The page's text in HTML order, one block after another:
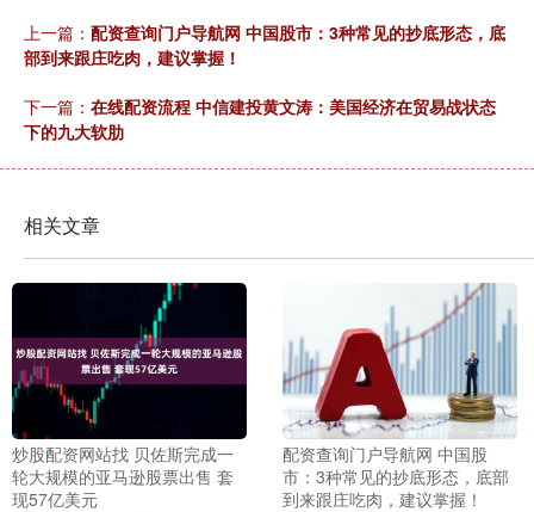
上一篇： 配资查询门户导航网 中国股市：3种常见的抄底形态，底
部到来跟庄吃肉，建议掌握！
下一篇： 在线配资流程 中信建投黄文涛：美国经济在贸易战状态
下的九大软肋
相关文章
炒股配资网站找 贝佐斯完成一
轮大规模的亚马逊股票出售 套
现57亿美元
配资查询门户导航网 中国股
市：3种常见的抄底形态，底部
到来跟庄吃肉，建议掌握！